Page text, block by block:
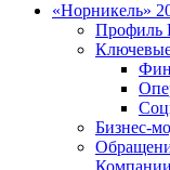
«Норникель»
Профиль
Ключевые
Бизнес-
Компании